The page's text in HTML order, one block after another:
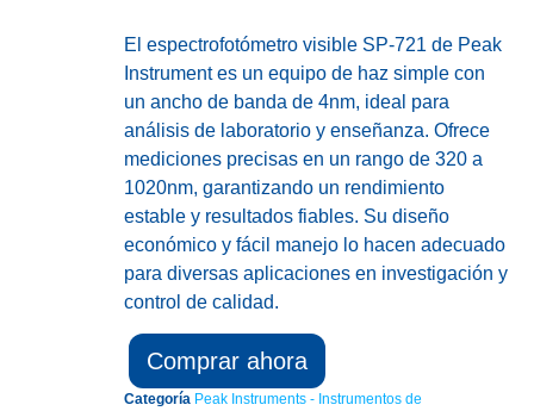
El espectrofotómetro visible SP-721 de Peak
Instrument es un equipo de haz simple con
un ancho de banda de 4nm, ideal para
análisis de laboratorio y enseñanza. Ofrece
mediciones precisas en un rango de 320 a
1020nm, garantizando un rendimiento
estable y resultados fiables. Su diseño
económico y fácil manejo lo hacen adecuado
para diversas aplicaciones en investigación y
control de calidad.
Comprar ahora
Categoría Peak Instruments - Instrumentos de